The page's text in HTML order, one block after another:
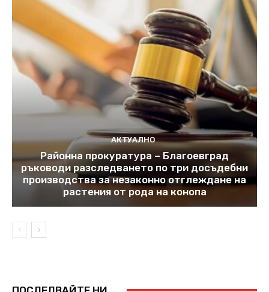
АКТУАЛНО
Районна прокуратура – Благоевград
ръководи разследването по три досъдебни
производства за незаконно отглеждане на
растения от рода на конопа